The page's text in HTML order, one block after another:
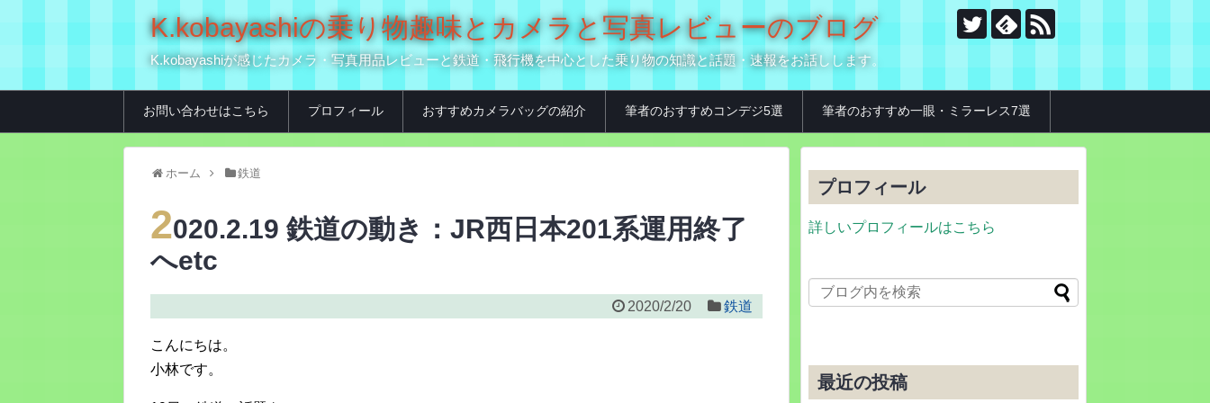
K.kobayashiの乗り物趣味とカメラと写真レビューのブログ
K.kobayashiが感じたカメラ・写真用品レビューと鉄道・飛行機を中心とした乗り物の知識と話題・速報をお話しします。
お問い合わせはこちら プロフィール おすすめカメラバッグの紹介 筆者のおすすめコンデジ5選 筆者のおすすめ一眼・ミラーレス7選
ホーム 鉄道
2020.2.19 鉄道の動き：JR西日本201系運用終了
へetc
2020/2/20 鉄道
こんにちは。
小林です。
プロフィール
詳しいプロフィールはこちら
最近の投稿